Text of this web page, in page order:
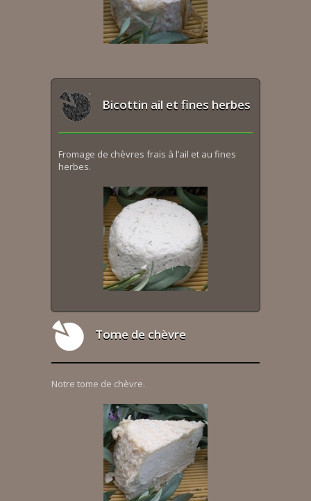
Bicottin ail et fines herbes
Fromage de chèvres frais à l’ail et au fines
herbes.
Tome de chèvre
Notre tome de chèvre.